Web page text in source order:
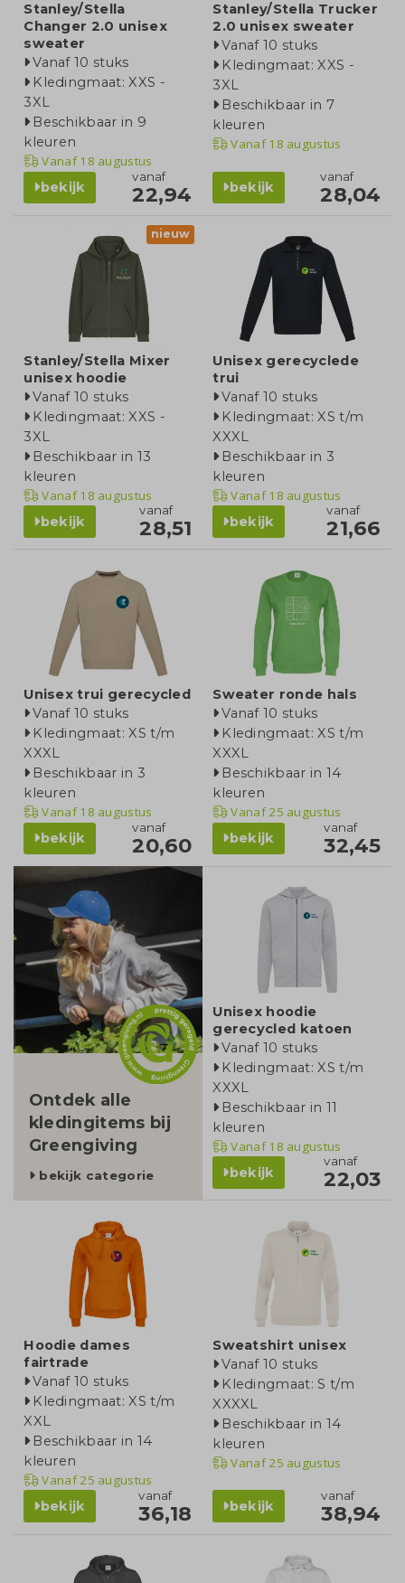
Stanley/Stella
Changer 2.0 unisex
sweater
Vanaf 10 stuks
Kledingmaat: XXS -
3XL
Beschikbaar in 9
kleuren
Vanaf18 augustus
bekijk
vanaf
22,94
Stanley/Stella Trucker
2.0 unisex sweater
Vanaf 10 stuks
Kledingmaat: XXS -
3XL
Beschikbaar in 7
kleuren
Vanaf18 augustus
bekijk
vanaf
28,04
nieuw
Stanley/Stella Mixer
unisex hoodie
Vanaf 10 stuks
Kledingmaat: XXS -
3XL
Beschikbaar in 13
kleuren
Vanaf18 augustus
bekijk
vanaf
28,51
Unisex gerecyclede
trui
Vanaf 10 stuks
Kledingmaat: XS t/m
XXXL
Beschikbaar in 3
kleuren
Vanaf18 augustus
bekijk
vanaf
21,66
Unisex trui gerecycled
Vanaf 10 stuks
Kledingmaat: XS t/m
XXXL
Beschikbaar in 3
kleuren
Vanaf18 augustus
bekijk
vanaf
20,60
Sweater ronde hals
Vanaf 10 stuks
Kledingmaat: XS t/m
XXXL
Beschikbaar in 14
kleuren
Vanaf25 augustus
bekijk
vanaf
32,45
categorie
Ontdek alle
kledingitems bij
Greengiving
bekijk categorie
Unisex hoodie
gerecycled katoen
Vanaf 10 stuks
Kledingmaat: XS t/m
XXXL
Beschikbaar in 11
kleuren
Vanaf18 augustus
bekijk
vanaf
22,03
Hoodie dames
fairtrade
Vanaf 10 stuks
Kledingmaat: XS t/m
XXL
Beschikbaar in 14
kleuren
Vanaf25 augustus
bekijk
vanaf
36,18
Sweatshirt unisex
Vanaf 10 stuks
Kledingmaat: S t/m
XXXXL
Beschikbaar in 14
kleuren
Vanaf25 augustus
bekijk
vanaf
38,94